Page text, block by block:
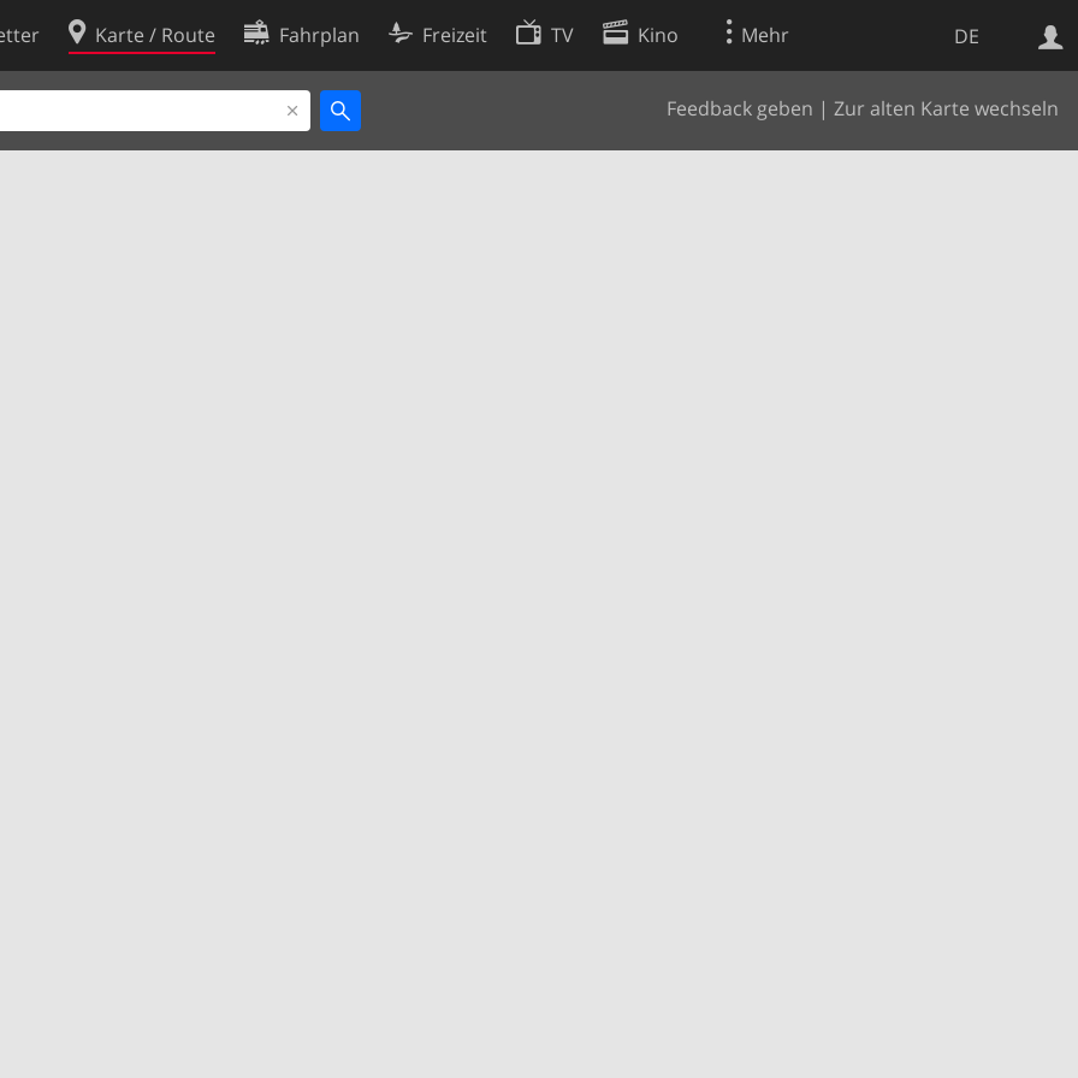
DE
Karte / Route Fahrplan Freizeit TV Kino Mehr
Feedback geben | Zur alten Karte wechseln
Websuche
Cookie-Richtlinie
Cookie-Einstellungen